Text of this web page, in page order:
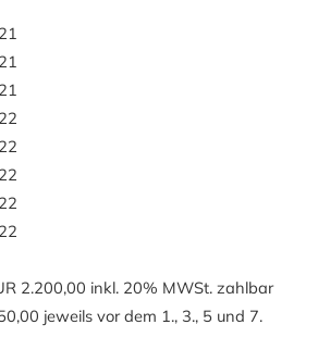
2.200,00 inkl. 20% MWSt. zahlbar
jeweils vor dem 1., 3., 5 und 7.